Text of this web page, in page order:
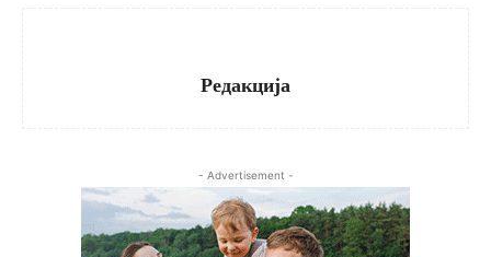
Редакција
- Advertisement -